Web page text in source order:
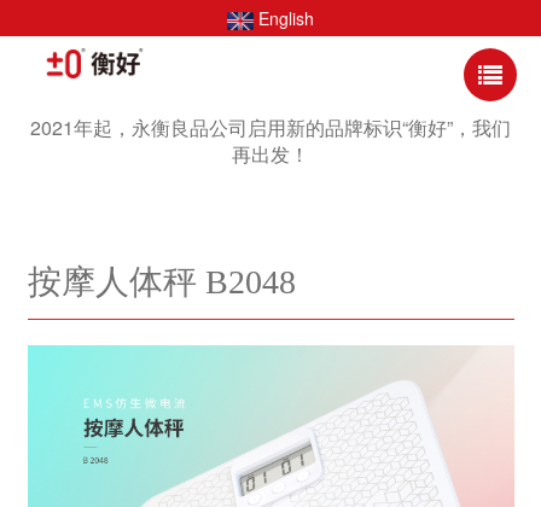
English
2021年起，永衡良品公司启用新的品牌标识“衡好”，我们
再出发！
按摩人体秤 B2048